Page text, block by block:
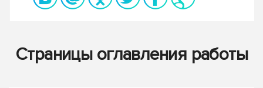
Страницы оглавления работы